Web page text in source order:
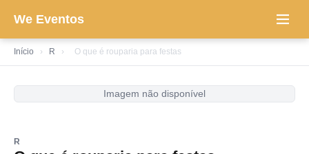
We Eventos
Início › R › O que é rouparia para festas
Imagem não disponível
R